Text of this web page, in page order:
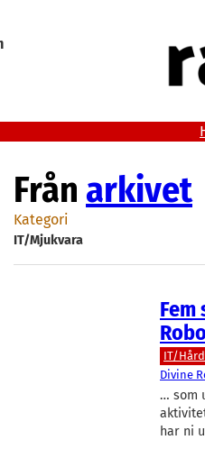
Från arkivet
Kategori
IT/Mjukvara
IT/
Divine
… som
har ni